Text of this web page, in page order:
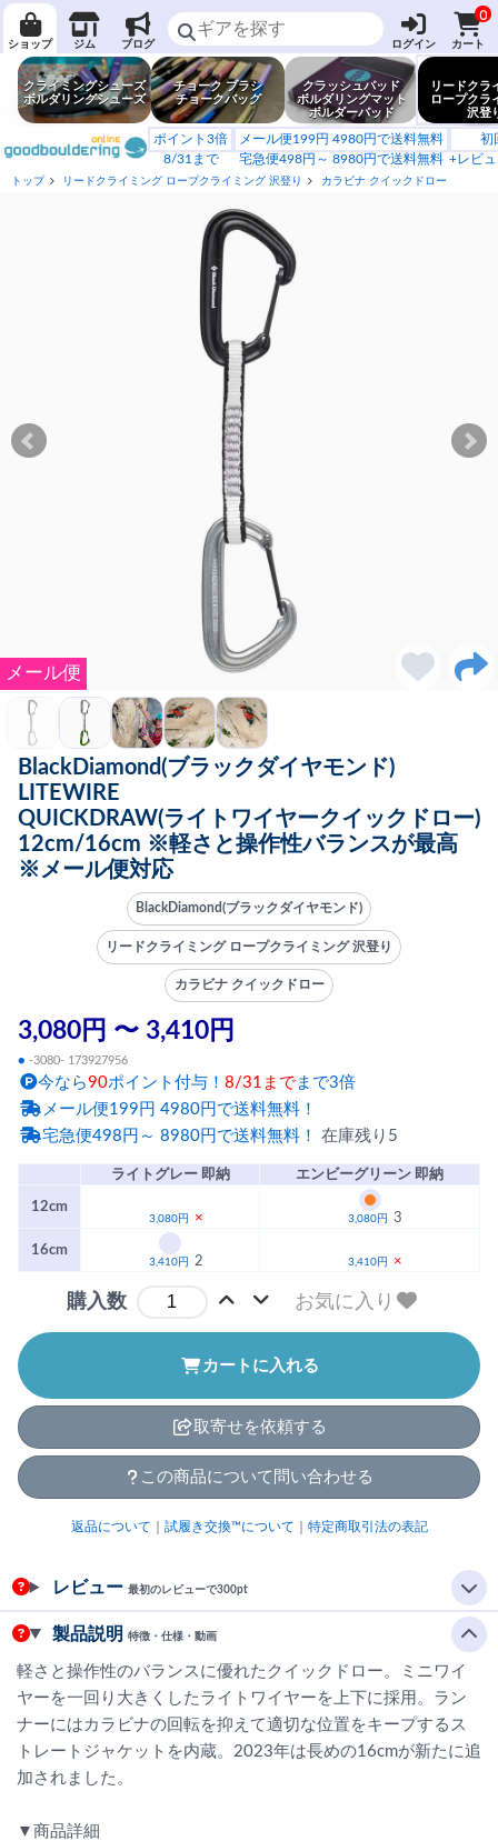
ショップ ジム ブログ ログイン
0
カート
クライミングシューズ
ボルダリングシューズ
チョーク ブラシ
チョークバッグ
クラッシュパッド
ボルダリングマット
ボルダーパッド
リードクラ
ロープクラ
沢登
ポイント3倍
8/31まで
メール便199円 4980円で送料無料
宅急便498円～ 8980円で送料無料
初
+レビ
トップ リードクライミング ロープクライミング 沢登り カラビナ クイックドロー
メール便
BlackDiamond(ブラックダイヤモンド)
LITEWIRE
QUICKDRAW(ライトワイヤークイックドロー)
12cm/16cm ※軽さと操作性バランスが最高
※メール便対応
BlackDiamond(ブラックダイヤモンド)
リードクライミング ロープクライミング 沢登り
カラビナ クイックドロー
3,080円 〜 3,410円
● -3080- 173927956
今なら90ポイント付与！ 8/31まで まで3倍
メール便199円 4980円で送料無料！
宅急便498円～ 8980円で送料無料！ 在庫残り5
ライトグレー 即納 エンビーグリーン 即納
12cm
3,080円 × 3,080円 3
16cm
3,410円 2 3,410円 ×
購入数 お気に入り
カートに入れる
取寄せを依頼する
この商品について問い合わせる
返品について 試履き交換™について 特定商取引法の表記
レビュー 最初のレビューで300pt
製品説明 特徴・仕様・動画
軽さと操作性のバランスに優れたクイックドロー。ミニワイ
ヤーを一回り大きくしたライトワイヤーを上下に採用。ラン
ナーにはカラビナの回転を抑えて適切な位置をキープするス
トレートジャケットを内蔵。2023年は長めの16cmが新たに追
加されました。
▼商品詳細